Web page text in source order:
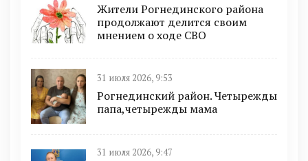
Жители Рогнединского района
продолжают делится своим
мнением о ходе СВО
31 июля 2026, 9:53
Рогнединский район. Четырежды
папа,четырежды мама
31 июля 2026, 9:47